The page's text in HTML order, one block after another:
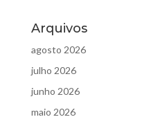
Arquivos
agosto 2026
julho 2026
junho 2026
maio 2026